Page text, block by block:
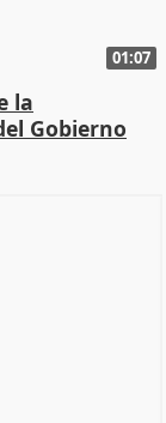
01:07
la
Gobierno